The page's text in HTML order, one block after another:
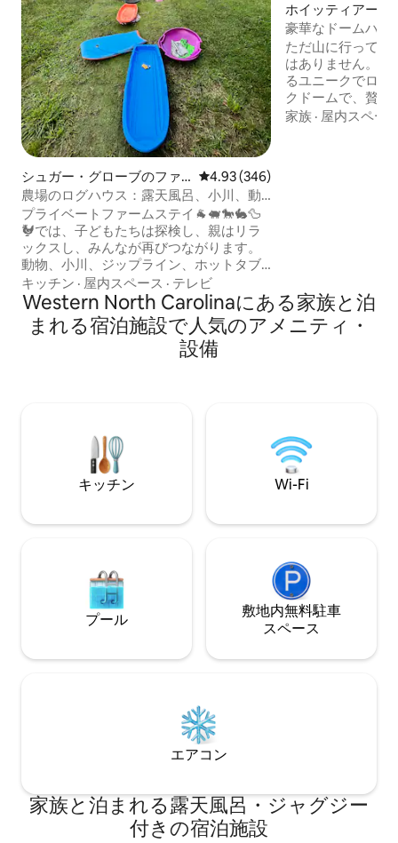
シュガー・グローブのファ
ームステイ
レビュー346件、5つ星中4.93つ
4.93 (346)
農場のログハウス：露天風呂、小川、動
物、ジップライン
プライベートファームステイ🐐🐖🐎🐇🦆
🐓では、子どもたちは探検し、親はリラ
ックスし、みんなが再びつながります。
動物、小川、ジップライン、ホットタブ
が含まれています。 広々とした空間、ア
ドベンチャー、そして何か本当に違うも
のを求める家族連れやカップルのために
設計されています。 🌄 体験を選択してく
ロマンチックな滞在 ブーンのダウンタウ
ンまでわずか20 ～25分！
キッチン · 屋内スペース · テレビ
ホイッティアーの
ウス
豪華なドームハウ
ライベート）| 露
色
ただ山に行って宿
はありません。ス
るユニークでロマ
クドームで、贅沢
楽しみ、一生の思
家族 · 屋内スペー
Western North Carolinaにある家族と泊
まれる宿泊施設で人気のアメニティ・
設備
キッチン Wi-Fi
プール
敷地内無料駐⁠車
ス⁠ペ⁠ー⁠ス
エアコン
家族と泊まれる露天風呂・ジャグジー
付きの宿泊施設